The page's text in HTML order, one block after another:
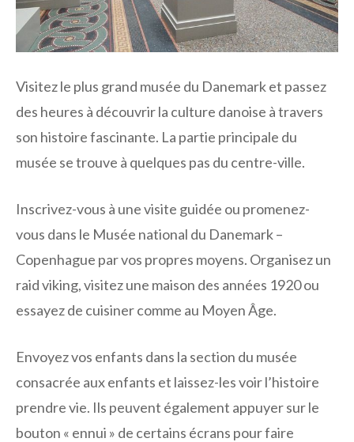
Visitez le plus grand musée du Danemark et passez
des heures à découvrir la culture danoise à travers
son histoire fascinante. La partie principale du
musée se trouve à quelques pas du centre-ville.
Inscrivez-vous à une visite guidée ou promenez-
vous dans le Musée national du Danemark –
Copenhague par vos propres moyens. Organisez un
raid viking, visitez une maison des années 1920 ou
essayez de cuisiner comme au Moyen Âge.
Envoyez vos enfants dans la section du musée
consacrée aux enfants et laissez-les voir l’histoire
prendre vie. Ils peuvent également appuyer sur le
bouton « ennui » de certains écrans pour faire